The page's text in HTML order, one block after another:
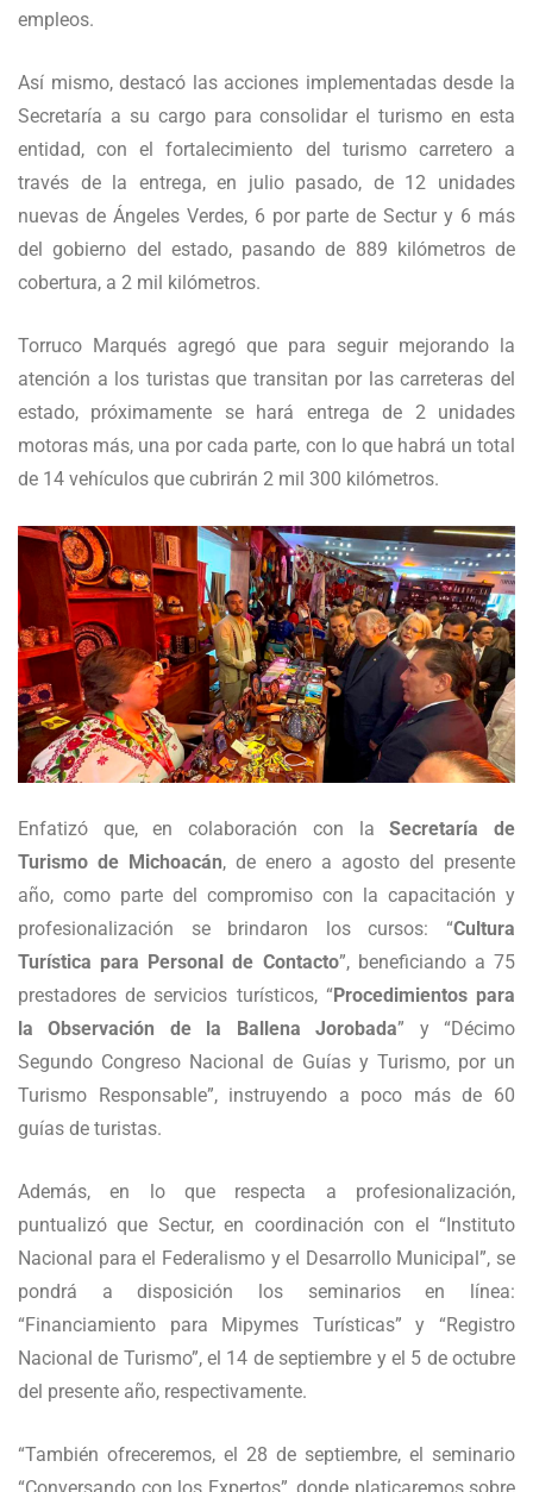
empleos.
Así mismo, destacó las acciones implementadas desde la
Secretaría a su cargo para consolidar el turismo en esta
entidad, con el fortalecimiento del turismo carretero a
través de la entrega, en julio pasado, de 12 unidades
nuevas de Ángeles Verdes, 6 por parte de Sectur y 6 más
del gobierno del estado, pasando de 889 kilómetros de
cobertura, a 2 mil kilómetros.
Torruco Marqués agregó que para seguir mejorando la
atención a los turistas que transitan por las carreteras del
estado, próximamente se hará entrega de 2 unidades
motoras más, una por cada parte, con lo que habrá un total
de 14 vehículos que cubrirán 2 mil 300 kilómetros.
Enfatizó que, en colaboración con laSecretaría de
Turismo de Michoacán, de enero a agosto del presente
año, como parte del compromiso con la capacitación y
profesionalización se brindaron los cursos: “Cultura
Turística para Personal de Contacto”, beneficiando a 75
prestadores de servicios turísticos, “Procedimientos para
la Observación de la Ballena Jorobada” y “Décimo
Segundo Congreso Nacional de Guías y Turismo, por un
Turismo Responsable”, instruyendo a poco más de 60
guías de turistas.
Además, en lo que respecta a profesionalización,
puntualizó que Sectur, en coordinación con el “Instituto
Nacional para el Federalismo y el Desarrollo Municipal”, se
pondrá a disposición los seminarios en línea:
“Financiamiento para Mipymes Turísticas” y “Registro
Nacional de Turismo”, el 14 de septiembre y el 5 de octubre
del presente año, respectivamente.
“También ofreceremos, el 28 de septiembre, el seminario